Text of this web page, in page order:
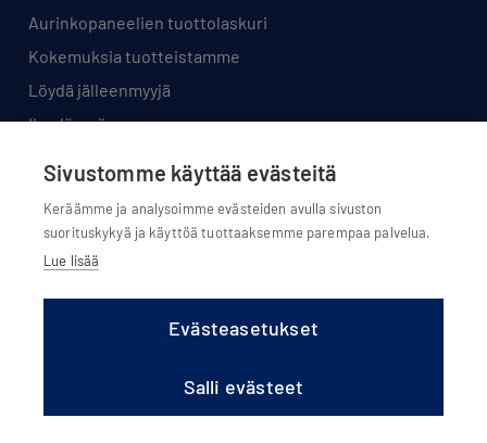
Aurinkopaneelien tuottolaskuri
Kokemuksia tuotteistamme
Löydä jälleenmyyjä
Ilmalämpöpumppu-opas
Sähköauton lataus -opas
Takuu
Sivustomme käyttää evästeitä
Keräämme ja analysoimme evästeiden avulla sivuston
suorituskykyä ja käyttöä tuottaaksemme parempaa palvelua.
Lue lisää
Evästeasetukset
Salli evästeet